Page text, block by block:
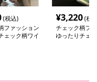
(税込)
ファッション
ェック柄ワイ
¥3,220(税
チェック柄フ
ゆったりチェ